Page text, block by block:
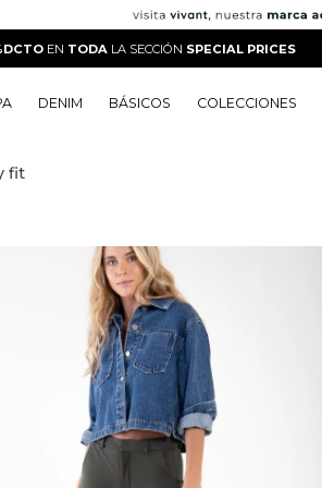
EN TODA LA SECCIÓN SPECIAL PRICES
DENIM BÁSICOS COLECCIONES
fit